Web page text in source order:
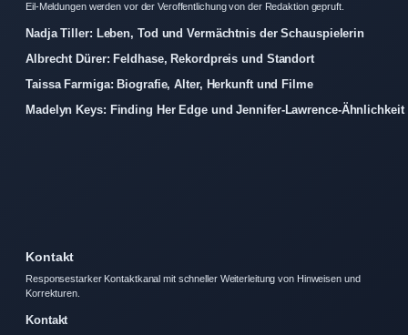
Eil-Meldungen werden vor der Veroffentlichung von der Redaktion gepruft.
Nadja Tiller: Leben, Tod und Vermächtnis der Schauspielerin
Albrecht Dürer: Feldhase, Rekordpreis und Standort
Taissa Farmiga: Biografie, Alter, Herkunft und Filme
Madelyn Keys: Finding Her Edge und Jennifer-Lawrence-Ähnlichkeit
Kontakt
Responsestarker Kontaktkanal mit schneller Weiterleitung von Hinweisen und
Korrekturen.
Kontakt